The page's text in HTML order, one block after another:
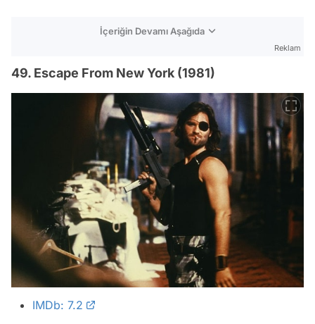
İçeriğin Devamı Aşağıda
Reklam
49. Escape From New York (1981)
IMDb: 7.2